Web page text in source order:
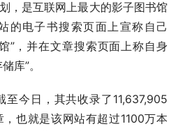
，是互联网上最大的影子图书馆
的电子书搜索页面上宣称自己
”，并在文章搜索页面上称自身
库”。
今日，其共收录了11,637,905
也就是该网站有超过1100万本